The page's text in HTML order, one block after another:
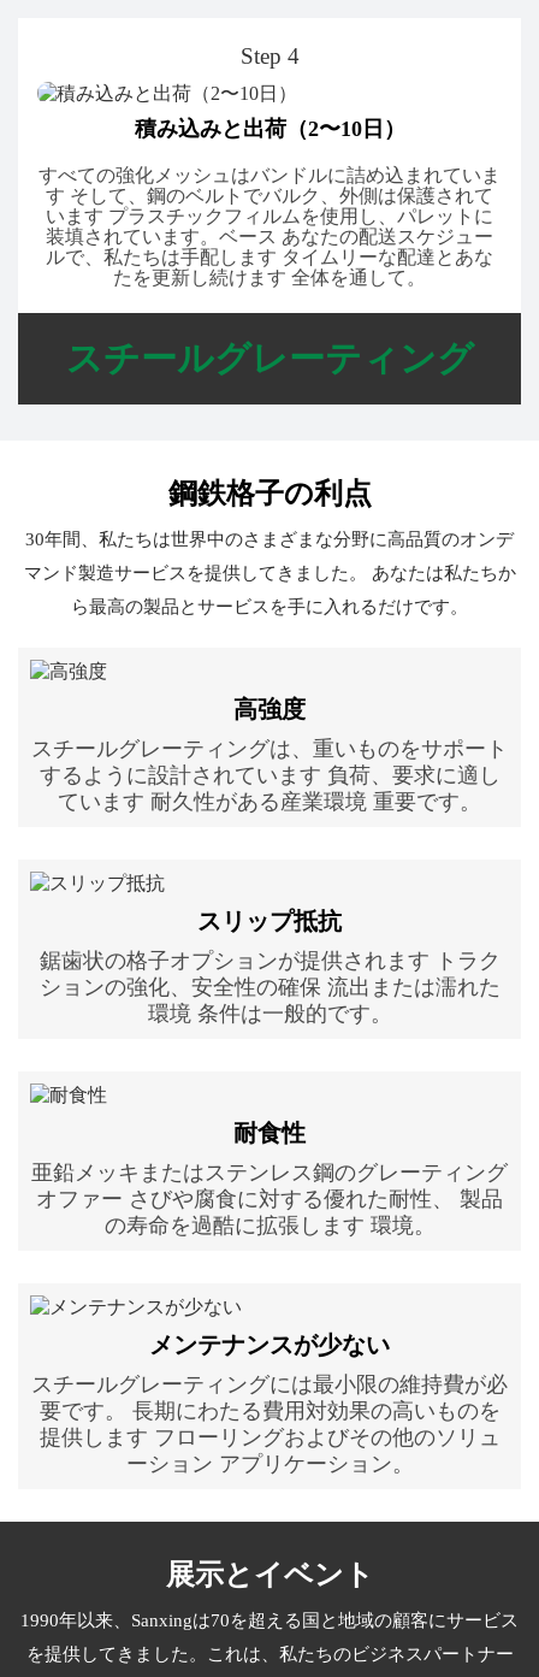
スチールグレーティング
Step 4
積み込みと出荷（2〜10日）
すべての強化メッシュはバンドルに詰め込まれていま
す そして、鋼のベルトでバルク、外側は保護されて
います プラスチックフィルムを使用し、パレットに
装填されています。ベース あなたの配送スケジュー
ルで、私たちは手配します タイムリーな配達とあな
たを更新し続けます 全体を通して。
鋼鉄格子の利点
30年間、私たちは世界中のさまざまな分野に高品質のオンデ
マンド製造サービスを提供してきました。 あなたは私たちか
ら最高の製品とサービスを手に入れるだけです。
高強度
スチールグレーティングは、重いものをサポート
するように設計されています 負荷、要求に適し
ています 耐久性がある産業環境 重要です。
スリップ抵抗
鋸歯状の格子オプションが提供されます トラク
ションの強化、安全性の確保 流出または濡れた
環境 条件は一般的です。
耐食性
亜鉛メッキまたはステンレス鋼のグレーティング
オファー さびや腐食に対する優れた耐性、 製品
の寿命を過酷に拡張します 環境。
メンテナンスが少ない
スチールグレーティングには最小限の維持費が必
要です。 長期にわたる費用対効果の高いものを
提供します フローリングおよびその他のソリュ
ーション アプリケーション。
展示とイベント
1990年以来、Sanxingは70を超える国と地域の顧客にサービス
を提供してきました。これは、私たちのビジネスパートナー